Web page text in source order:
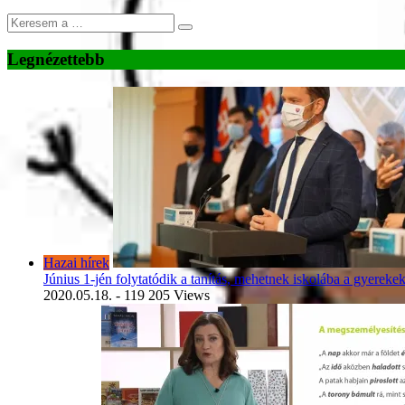
Legnézettebb
Hazai hírek
Június 1-jén folytatódik a tanítás, mehetnek iskolába a gyerekek
2020.05.18. - 119 205 Views